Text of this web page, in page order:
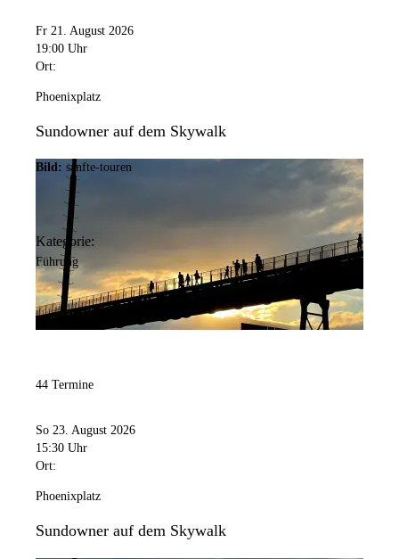
Fr 21. August 2026
19:00 Uhr
Ort:
Phoenixplatz
Sundowner auf dem Skywalk
Bild: sanfte-touren
Kategorie:
Führung
44 Termine
So 23. August 2026
15:30 Uhr
Ort:
Phoenixplatz
Sundowner auf dem Skywalk